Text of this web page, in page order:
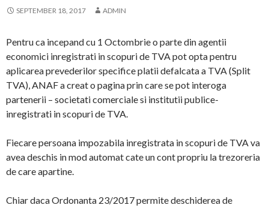
SEPTEMBER 18, 2017 ADMIN
Pentru ca incepand cu 1 Octombrie o parte din agentii
economici inregistrati in scopuri de TVA pot opta pentru
aplicarea prevederilor specifice platii defalcata a TVA (Split
TVA), ANAF a creat o pagina prin care se pot interoga
partenerii – societati comerciale si institutii publice-
inregistrati in scopuri de TVA.
Fiecare persoana impozabila inregistrata in scopuri de TVA va
avea deschis in mod automat cate un cont propriu la trezoreria
de care apartine.
Chiar daca Ordonanta 23/2017 permite deschiderea de